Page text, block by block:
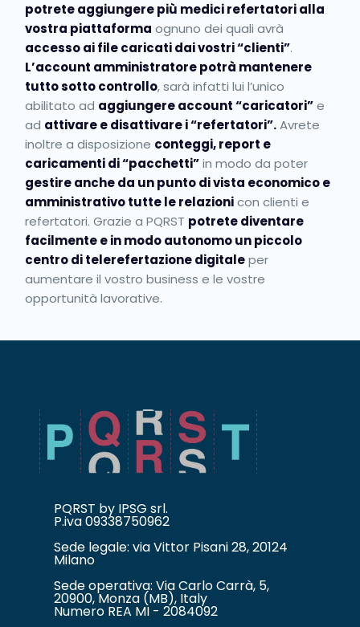
potrete aggiungere più medici refertatori alla
vostra piattaforma ognuno dei quali avrà
accesso ai file caricati dai vostri “clienti”.
L’account amministratore potrà mantenere
tutto sotto controllo, sarà infatti lui l’unico
abilitato ad aggiungere account “caricatori”e
ad attivare e disattivare i “refertatori”.Avrete
inoltre a disposizione conteggi, report e
caricamenti di “pacchetti”in modo da poter
gestire anche da un punto di vista economico e
amministrativo tutte le relazionicon clienti e
refertatori. Grazie a PQRST potrete diventare
facilmente e in modo autonomo un piccolo
centro di telerefertazione digitaleper
aumentare il vostro business e le vostre
opportunità lavorative.
PQRST by IPSG srl.
P.iva 09338750962
Sede legale: via Vittor Pisani 28, 20124
Milano
Sede operativa: Via Carlo Carrà, 5,
20900, Monza (MB), Italy
Numero REA MI - 2084092